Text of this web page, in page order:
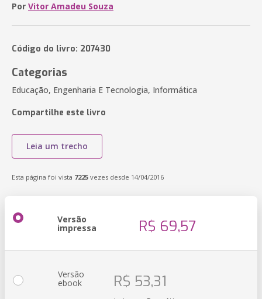
Por Vitor Amadeu Souza
Código do livro: 207430
Categorias
Educação, Engenharia E Tecnologia, Informática
Compartilhe este livro
Leia um trecho
Esta página foi vista 7225 vezes desde 14/04/2016
Versão
impressa R$ 69,57
Versão
ebook R$ 53,31